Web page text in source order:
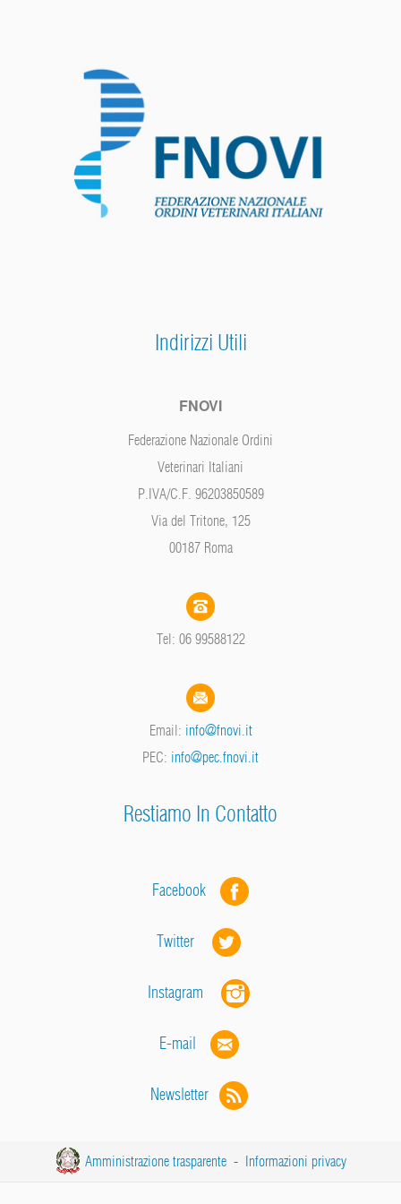
Indirizzi Utili
FNOVI
Federazione Nazionale Ordini
Veterinari Italiani
P.IVA/C.F. 96203850589
Via del Tritone, 125
00187 Roma
Tel: 06 99588122
Email: info@fnovi.it
PEC: info@pec.fnovi.it
Restiamo In Contatto
Facebook
Twitter
Instagram
E-mail
Newsletter
Amministrazione trasparente - Informazioni privacy